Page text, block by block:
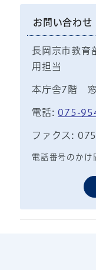
お問い合わせ
長岡京市教育
用担当
本庁舎7階
電話: 075-
ファクス:
電話番号のかけ